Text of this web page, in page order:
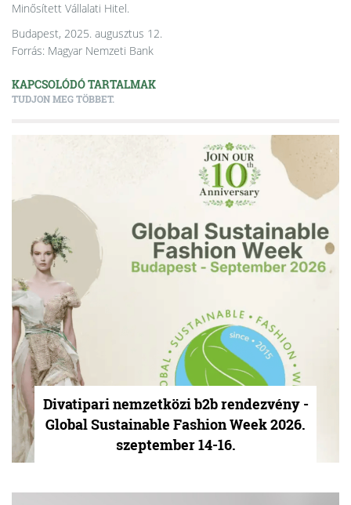
Minősített Vállalati Hitel.
Budapest, 2025. augusztus 12.
Forrás: Magyar Nemzeti Bank
KAPCSOLÓDÓ TARTALMAK
TUDJON MEG TÖBBET.
Divatipari nemzetközi b2b rendezvény -
Global Sustainable Fashion Week 2026.
szeptember 14-16.